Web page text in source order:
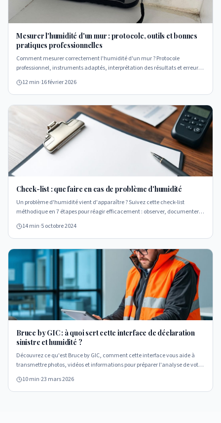
Mesurer l'humidité d'un mur : protocole, outils et bonnes
pratiques professionnelles
Comment mesurer correctement l'humidité d'un mur ? Protocole
professionnel, instruments adaptés, interprétation des résultats et erreurs
12 min·16 février 2026
Check-list : que faire en cas de problème d'humidité
Un problème d'humidité vient d'apparaître ? Suivez cette check-list
méthodique en 7 étapes pour réagir efficacement : observer, documenter,
qui aggravent le problème.
14 min·5 octobre 2024
Bruce by GIC : à quoi sert cette interface de déclaration
sinistre et humidité ?
Découvrez ce qu'est Bruce by GIC, comment cette interface vous aide à
transmettre photos, vidéos et informations pour préparer l'analyse de votre
10 min·23 mars 2026